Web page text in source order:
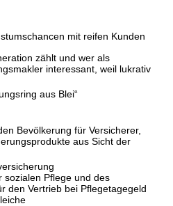
mit reifen Kunden
zählt und wer als
interessant, weil lukrativ
aus Blei“
Bevölkerung für Versicherer,
aus Sicht der
sozialen Pflege und des
den Vertrieb bei Pflegetagegeld